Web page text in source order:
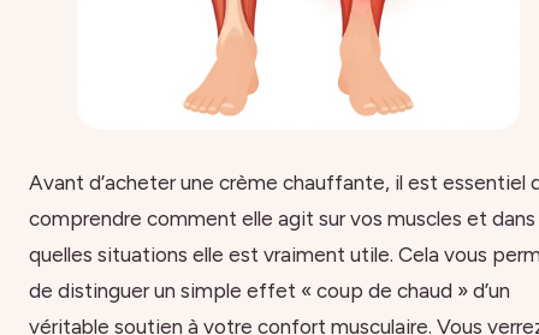
Avant d’acheter une crème chauffante, il est essentiel
comprendre comment elle agit sur vos muscles et dans
quelles situations elle est vraiment utile. Cela vous
de distinguer un simple effet « coup de chaud » d’un
véritable soutien à votre confort musculaire. Vous